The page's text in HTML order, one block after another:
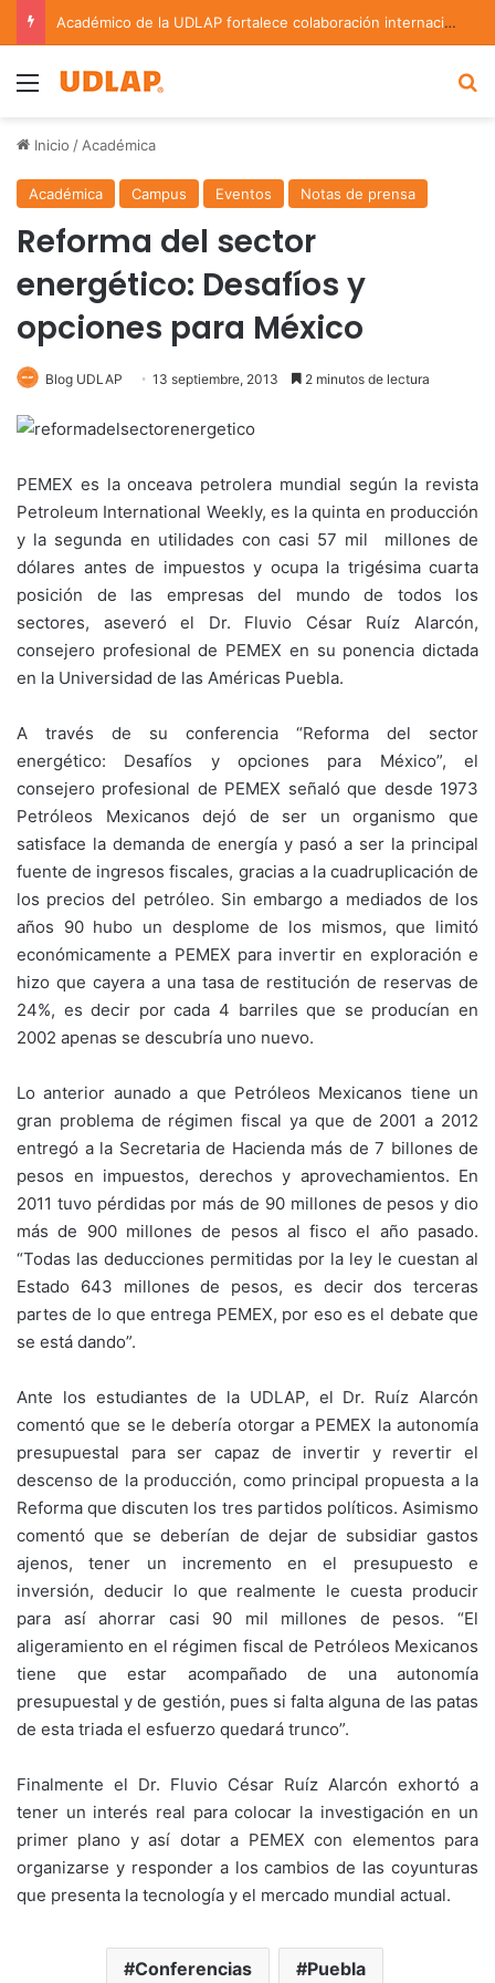
Académico de la UDLAP fortalece colaboración internacional con estancia de investigación en Argentina
Menu
Inicio / Académica
Académica Campus Eventos Notas de prensa
Reforma del sector
energético: Desafíos y
opciones para México
Blog UDLAP 13 septiembre, 2013 2 minutos de lectura
PEMEX es la onceava petrolera mundial según la revista
Petroleum International Weekly, es la quinta en producción
y la segunda en utilidades con casi 57 mil millones de
dólares antes de impuestos y ocupa la trigésima cuarta
posición de las empresas del mundo de todos los
sectores, aseveró el Dr. Fluvio César Ruíz Alarcón,
consejero profesional de PEMEX en su ponencia dictada
en la Universidad de las Américas Puebla.
A través de su conferencia “Reforma del sector
energético: Desafíos y opciones para México”, el
consejero profesional de PEMEX señaló que desde 1973
Petróleos Mexicanos dejó de ser un organismo que
satisface la demanda de energía y pasó a ser la principal
fuente de ingresos fiscales, gracias a la cuadruplicación de
los precios del petróleo. Sin embargo a mediados de los
años 90 hubo un desplome de los mismos, que limitó
económicamente a PEMEX para invertir en exploración e
hizo que cayera a una tasa de restitución de reservas de
24%, es decir por cada 4 barriles que se producían en
2002 apenas se descubría uno nuevo.
Lo anterior aunado a que Petróleos Mexicanos tiene un
gran problema de régimen fiscal ya que de 2001 a 2012
entregó a la Secretaria de Hacienda más de 7 billones de
pesos en impuestos, derechos y aprovechamientos. En
2011 tuvo pérdidas por más de 90 millones de pesos y dio
más de 900 millones de pesos al fisco el año pasado.
“Todas las deducciones permitidas por la ley le cuestan al
Estado 643 millones de pesos, es decir dos terceras
partes de lo que entrega PEMEX, por eso es el debate que
se está dando”.
Ante los estudiantes de la UDLAP, el Dr. Ruíz Alarcón
comentó que se le debería otorgar a PEMEX la autonomía
presupuestal para ser capaz de invertir y revertir el
descenso de la producción, como principal propuesta a la
Reforma que discuten los tres partidos políticos. Asimismo
comentó que se deberían de dejar de subsidiar gastos
ajenos, tener un incremento en el presupuesto e
inversión, deducir lo que realmente le cuesta producir
para así ahorrar casi 90 mil millones de pesos. “El
aligeramiento en el régimen fiscal de Petróleos Mexicanos
tiene que estar acompañado de una autonomía
presupuestal y de gestión, pues si falta alguna de las patas
de esta triada el esfuerzo quedará trunco”.
Finalmente el Dr. Fluvio César Ruíz Alarcón exhortó a
tener un interés real para colocar la investigación en un
primer plano y así dotar a PEMEX con elementos para
organizarse y responder a los cambios de las coyunturas
que presenta la tecnología y el mercado mundial actual.
Conferencias Puebla